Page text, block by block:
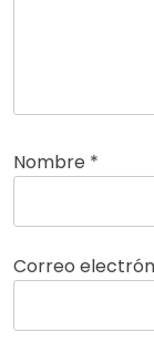
Nombre *
Correo